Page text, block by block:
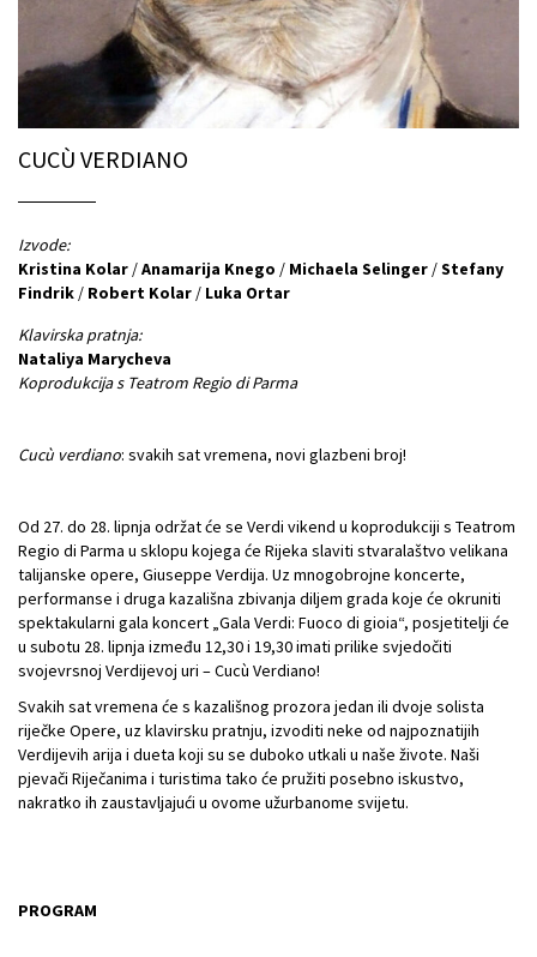
CUCÙ VERDIANO
Izvode:
Kristina Kolar /Anamarija Knego / Michaela Selinger /Stefany
Findrik / Robert Kolar / Luka Ortar
Klavirska pratnja:
Nataliya Marycheva
Koprodukcija s Teatrom Regio di Parma
Cucù verdiano: svakih sat vremena, novi glazbeni broj!
Od 27. do 28. lipnja održat će se Verdi vikend u koprodukciji s Teatrom
Regio di Parma u sklopu kojega će Rijeka slaviti stvaralaštvo velikana
talijanske opere, Giuseppe Verdija. Uz mnogobrojne koncerte,
performanse i druga kazališna zbivanja diljem grada koje će okruniti
spektakularni gala koncert „Gala Verdi: Fuoco di gioia“, posjetitelji će
u subotu 28. lipnja između 12,30 i 19,30 imati prilike svjedočiti
svojevrsnoj Verdijevoj uri – Cucù Verdiano!
Svakih sat vremena će s kazališnog prozora jedan ili dvoje solista
riječke Opere, uz klavirsku pratnju, izvoditi neke od najpoznatijih
Verdijevih arija i dueta koji su se duboko utkali u naše živote. Naši
pjevači Riječanima i turistima tako će pružiti posebno iskustvo,
nakratko ih zaustavljajući u ovome užurbanome svijetu.
PROGRAM